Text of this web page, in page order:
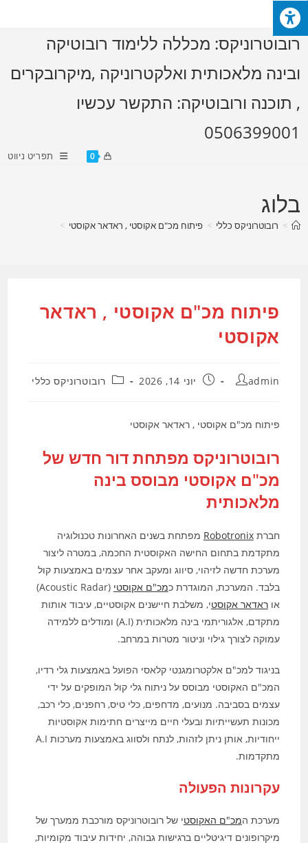
Skip
to
content
רובוטרוניקס: מכללה ללימוד רובוטיקה
ובינה מלאכותית ואלקטרוניקה ,מיקרובקרים
, תוכנה ורובוטיקה: התקשר עכשיו
0506399001
0 תפריט ניווט
בלוג
> רובוטרוניקס כללי > פיתוח מכ"ם אקוסטי , ראדאר אקוסטי >
פיתוח מכ"ם אקוסטי , ראדאר
אקוסטי
מחבר:
admin פורסם:
יוני 14, 2026 קטגוריה:רובוטרוניקס כללי
פיתוח מכ"ם אקוסטי , ראדאר אקוסטי
רובוטרוניקס מפתחת דור חדש של
מכ"ם אקוסטי מבוסס בינה
מלאכותית
חברתRobotronix מפתחת בשנים האחרונות טכנולוגיה
מתקדמת בתחום החישה האקוסטית החכמה, במטרה ליצור
מערכת חדשה לזיהוי, סיווג ומעקב אחר עצמים באמצעות קול
בלבד. המערכת, המוגדרת כמכ"ם אקוסטי
(Acoustic Radar)
אוראדאר אקוסטי, משלבת חיישנים אקוסטיים, עיבוד אותות
מתקדם, אלגוריתמי בינה מלאכותית (A.I) ומודלים ללמידה
עמוקה לצורך גילוי וניטור מטרות במרחב.
בניגוד למכ"ם אלקטרומגנטי קלאסי הפועל באמצעות גלי רדיו,
המכ"ם האקוסטי מבוסס על ניתוח גלי קול המופקים על ידי
עצמים בסביבה. מנועים, מדחפים, כלי טיס, רחפנים, כלי רכב,
מכונות תעשייתיות ובעלי חיים מייצרים חתימות אקוסטיות
ייחודיות, אותן ניתן לזהות, לנתח ולסווג באמצעות מערכות A.I
מתקדמות.
עקרונות הפעולה
מערכת המכ"ם האקוסטי של רובוטרוניקס מורכבת ממערך של
מיקרופונים דיגיטליים ברגישות גבוהה, יחידות עיבוד מקומיות,